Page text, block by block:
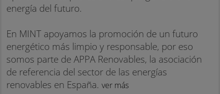
energía del futuro.
En MINT apoyamos la promoción de un futuro
energético más limpio y responsable, por eso
somos parte de APPA Renovables, la asociación
de referencia del sector de las energías
renovables en España. ver más